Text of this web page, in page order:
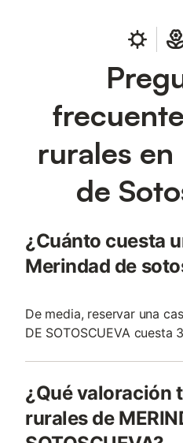
rurales
de
¿Cuánto cuesta
Merindad de
De media, reservar una
DE SOTOSCUEVA
¿Qué valoración
rurales de